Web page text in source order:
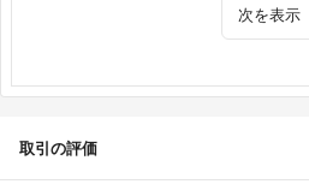
次を表示
取引の評価